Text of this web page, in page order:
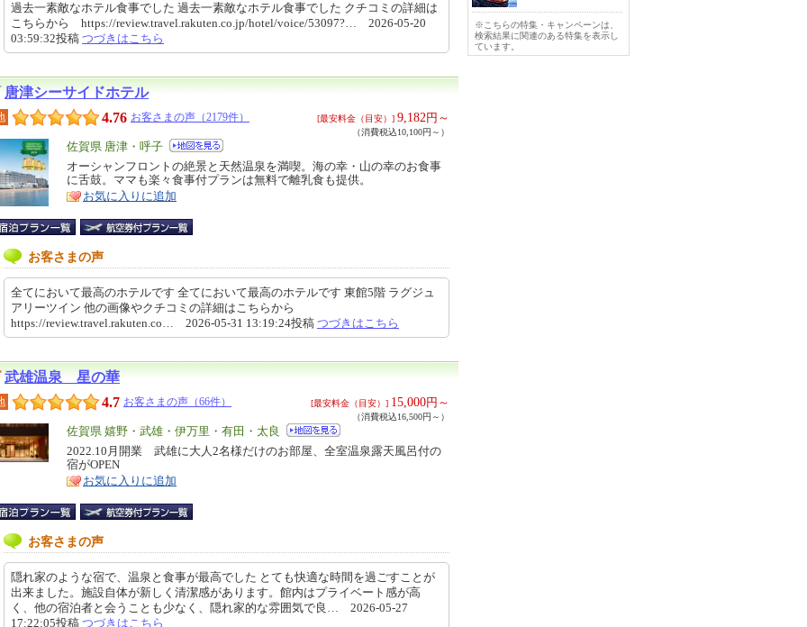
過去一素敵なホテル食事でした 過去一素敵なホテル食事でした クチコミの詳細は
こちらから https://review.travel.rakuten.co.jp/hotel/voice/53097?… 2026-05-20
03:59:32投稿 つづきはこちら
唐津シーサイドホテル
4.76 お客さまの声（2179件） [最安料金（目安）] 9,182 円～
（消費税込10,100円～）
エ
リ
ア
佐賀県 唐津・呼子
特
徴
オーシャンフロントの絶景と天然温泉を満喫。海の幸・山の幸のお食事
に舌鼓。ママも楽々食事付プランは無料で離乳食も提供。
お気に入りに追加
お客さまの声
全てにおいて最高のホテルです 全てにおいて最高のホテルです 東館5階 ラグジュ
アリーツイン 他の画像やクチコミの詳細はこちらから
https://review.travel.rakuten.co… 2026-05-31 13:19:24投稿 つづきはこちら
武雄温泉 星の華
4.7 お客さまの声（66件） [最安料金（目安）] 15,000円～
（消費税込16,500円～）
エ
リ
ア
佐賀県 嬉野・武雄・伊万里・有田・太良
特
徴
2022.10月開業 武雄に大人2名様だけのお部屋、全室温泉露天風呂付の
宿がOPEN
お気に入りに追加
お客さまの声
隠れ家のような宿で、温泉と食事が最高でした とても快適な時間を過ごすことが
出来ました。施設自体が新しく清潔感があります。館内はプライベート感が高
く、他の宿泊者と会うことも少なく、隠れ家的な雰囲気で良… 2026-05-27
17:22:05投稿 つづきはこちら
※こちらの特集・キャンペーンは、
検索結果に関連のある特集を表示し
ています。